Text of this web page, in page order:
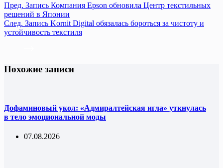
Пред. Запись Компания Epson обновила Центр текстильных
решений в Японии
След. Запись Kornit Digital обязалась бороться за чистоту и
устойчивость текстиля
Похожие записи
Дофаминовый укол: «Адмиралтейская игла» уткнулась
в тело эмоциональной моды
07.08.2026